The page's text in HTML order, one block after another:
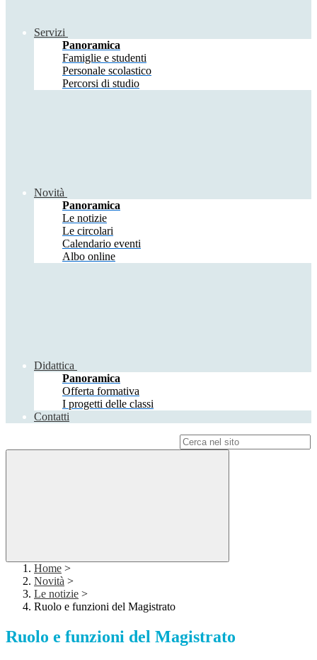
Servizi
Panoramica
Famiglie e studenti
Personale scolastico
Percorsi di studio
Novità
Panoramica
Le notizie
Le circolari
Calendario eventi
Albo online
Didattica
Panoramica
Offerta formativa
I progetti delle classi
Contatti
Home >
Novità >
Le notizie >
Ruolo e funzioni del Magistrato
Ruolo e funzioni del Magistrato